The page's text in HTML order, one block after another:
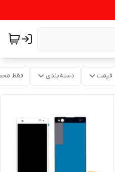
قیمت دسته‌بندی فقط